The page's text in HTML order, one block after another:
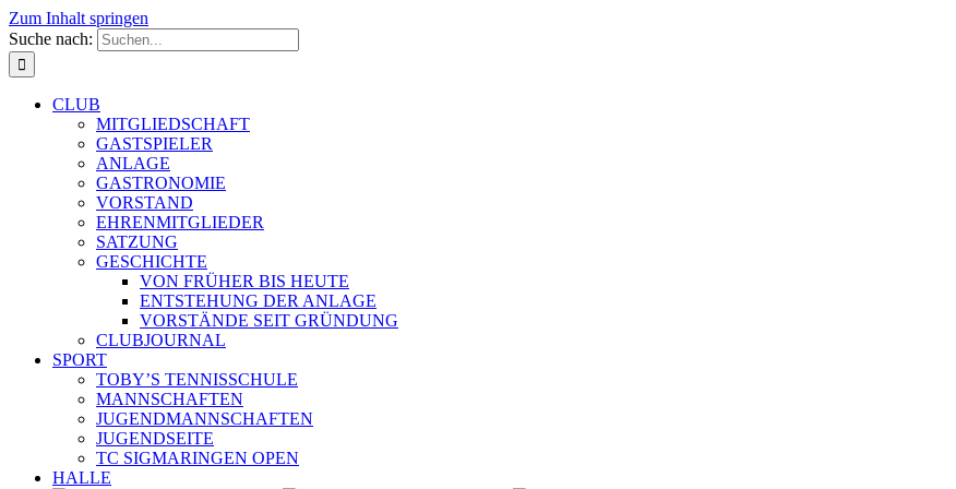
Zum Inhalt springen
Suche nach:
CLUB
MITGLIEDSCHAFT
GASTSPIELER
ANLAGE
GASTRONOMIE
VORSTAND
EHRENMITGLIEDER
SATZUNG
GESCHICHTE
VON FRÜHER BIS HEUTE
ENTSTEHUNG DER ANLAGE
VORSTÄNDE SEIT GRÜNDUNG
CLUBJOURNAL
SPORT
TOBY’S TENNISSCHULE
MANNSCHAFTEN
JUGENDMANNSCHAFTEN
JUGENDSEITE
TC SIGMARINGEN OPEN
HALLE